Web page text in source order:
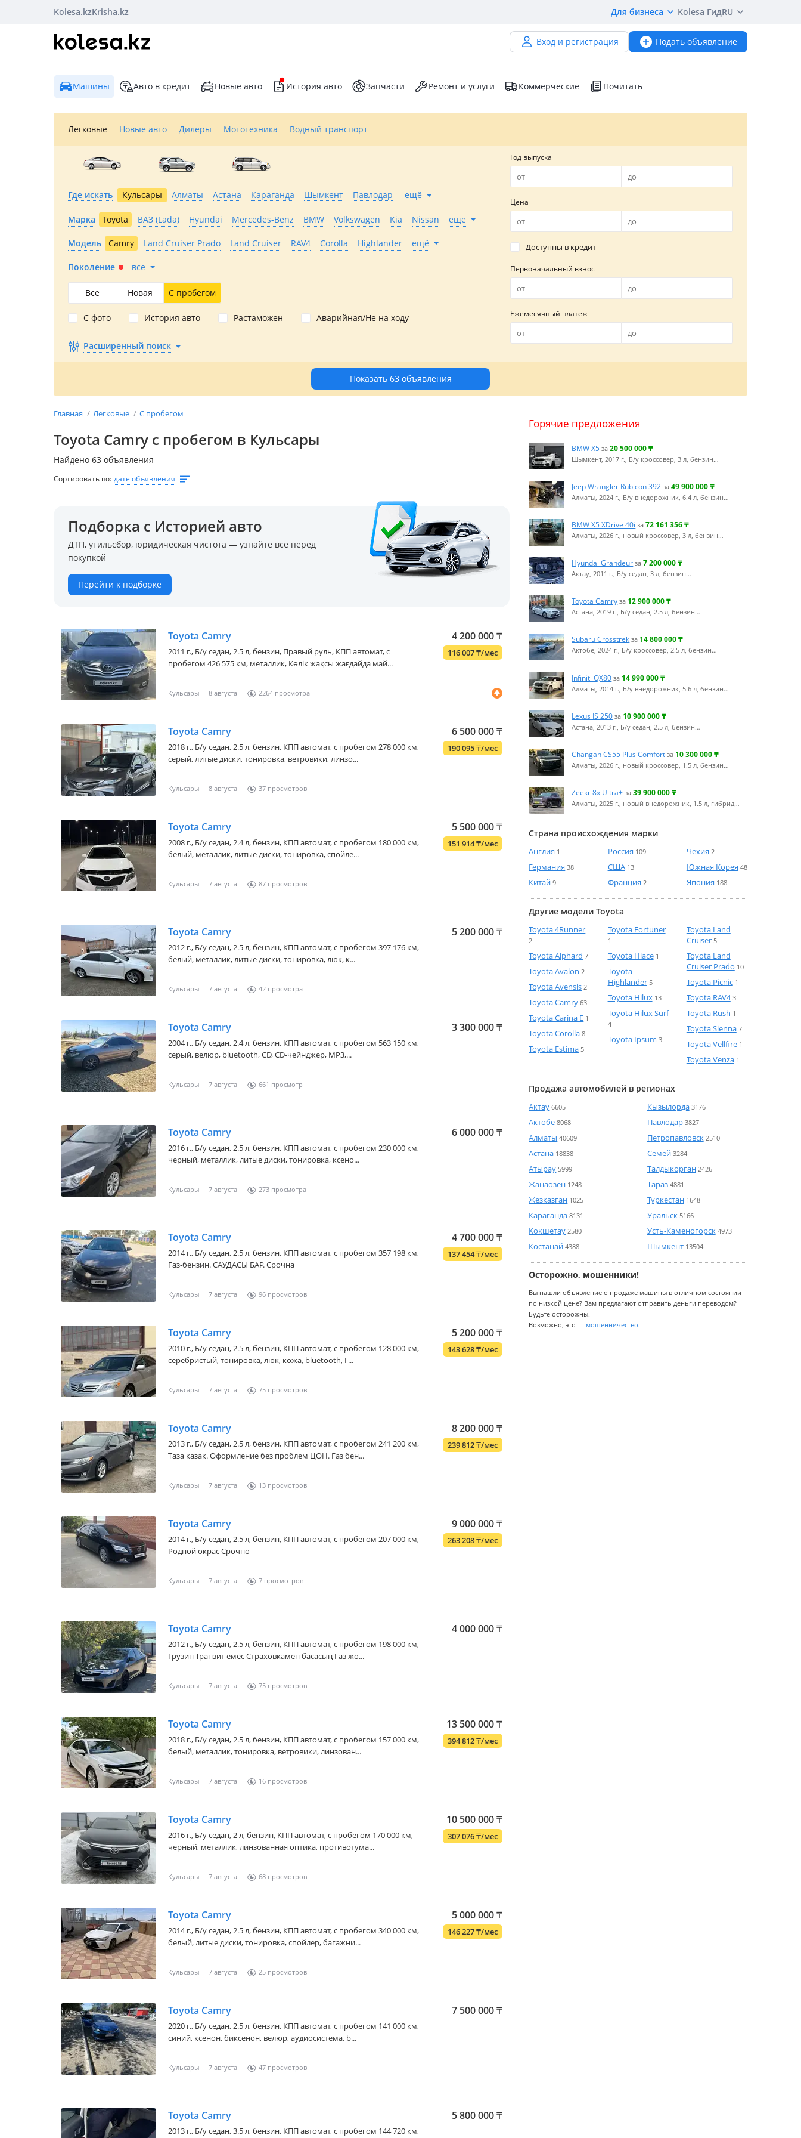
Kolesa.kzKrisha.kz Для бизнеса Kolesa ГидRU
Вход и регистрация Подать объявление
Машины Авто в кредит Новые авто История авто Запчасти Ремонт и услуги Коммерческие Почитать
Легковые Новые авто Дилеры Мототехника Водный транспорт
Где искать Кульсары Алматы Астана Караганда Шымкент Павлодар ещё
Марка Toyota ВАЗ (Lada) Hyundai Mercedes-Benz BMW Volkswagen Kia Nissan ещё
Модель Camry Land Cruiser Prado Land Cruiser RAV4 Corolla Highlander ещё
Поколение все
Все Новая С пробегом
С фото История авто Растаможен Аварийная/Не на ходу
Расширенный поиск
Год выпуска
Цена
Доступны в кредит
Первоначальный взнос
Ежемесячный платеж
Показать 63 объявления
Главная Легковые С пробегом
Toyota Camry с пробегом в Кульсары
Найдено 63 объявления
Сортировать по: дате объявления
Подборка с Историей авто
ДТП, утильсбор, юридическая чистота — узнайте всё перед
покупкой
Перейти к подборке
Toyota Camry 4 200 000₸
2011 г., Б/у седан, 2.5 л, бензин, Правый руль, КПП автомат, с
пробегом 426 575 км, металлик, Көлік жақсы жағдайда май...
116 007₸/мес
Кульсары 8 августа 2264
Toyota Camry 6 500 000₸
2018 г., Б/у седан, 2.5 л, бензин, КПП автомат, с пробегом 278 000 км,
серый, литые диски, тонировка, ветровики, линзо...
190 095₸/мес
Кульсары 8 августа 37
Toyota Camry 5 500 000₸
2008 г., Б/у седан, 2.4 л, бензин, КПП автомат, с пробегом 180 000 км,
белый, металлик, литые диски, тонировка, спойле...
151 914₸/мес
Кульсары 7 августа 87
Toyota Camry 5 200 000₸
2012 г., Б/у седан, 2.5 л, бензин, КПП автомат, с пробегом 397 176 км,
белый, металлик, литые диски, тонировка, люк, к...
Кульсары 7 августа 42
Toyota Camry 3 300 000₸
2004 г., Б/у седан, 2.4 л, бензин, КПП автомат, с пробегом 563 150 км,
серый, велюр, bluetooth, CD, CD-чейнджер, MP3,...
Кульсары 7 августа 661
Toyota Camry 6 000 000₸
2016 г., Б/у седан, 2.5 л, бензин, КПП автомат, с пробегом 230 000 км,
черный, металлик, литые диски, тонировка, ксено...
Кульсары 7 августа 273
Toyota Camry 4 700 000₸
2014 г., Б/у седан, 2.5 л, бензин, КПП автомат, с пробегом 357 198 км,
Газ-бензин. САУДАСЫ БАР. Срочна
137 454₸/мес
Кульсары 7 августа 96
Toyota Camry 5 200 000₸
2010 г., Б/у седан, 2.5 л, бензин, КПП автомат, с пробегом 128 000 км,
серебристый, тонировка, люк, кожа, bluetooth, Г...
143 628₸/мес
Кульсары 7 августа 75
Toyota Camry 8 200 000₸
2013 г., Б/у седан, 2.5 л, бензин, КПП автомат, с пробегом 241 200 км,
Таза казак. Оформление без проблем ЦОН. Газ бен...
239 812₸/мес
Кульсары 7 августа 13
Toyota Camry 9 000 000₸
2014 г., Б/у седан, 2.5 л, бензин, КПП автомат, с пробегом 207 000 км,
Родной окрас Срочно
263 208₸/мес
Кульсары 7 августа 7
Toyota Camry 4 000 000₸
2012 г., Б/у седан, 2.5 л, бензин, КПП автомат, с пробегом 198 000 км,
Грузин Транзит емес Страховкамен басасың Газ жо...
Кульсары 7 августа 75
Toyota Camry 13 500 000₸
2018 г., Б/у седан, 2.5 л, бензин, КПП автомат, с пробегом 157 000 км,
белый, металлик, тонировка, ветровики, линзован...
394 812₸/мес
Кульсары 7 августа 16
Toyota Camry 10 500 000₸
2016 г., Б/у седан, 2 л, бензин, КПП автомат, с пробегом 170 000 км,
черный, металлик, линзованная оптика, противотума...
307 076₸/мес
Кульсары 7 августа 68
Toyota Camry 5 000 000₸
2014 г., Б/у седан, 2.5 л, бензин, КПП автомат, с пробегом 340 000 км,
белый, литые диски, тонировка, спойлер, багажни...
146 227₸/мес
Кульсары 7 августа 25
Toyota Camry 7 500 000₸
2020 г., Б/у седан, 2.5 л, бензин, КПП автомат, с пробегом 141 000 км,
синий, ксенон, биксенон, велюр, аудиосистема, b...
Кульсары 7 августа 47
Toyota Camry 5 800 000₸
2013 г., Б/у седан, 3.5 л, бензин, КПП автомат, с пробегом 144 720 км,
Горячие предложения
BMW X5 за20 500 000₸
Шымкент, 2017 г., Б/у кроссовер, 3 л, бензин…
Jeep Wrangler Rubicon 392 за49 900 000₸
Алматы, 2024 г., Б/у внедорожник, 6.4 л, бензин…
BMW X5 XDrive 40i за72 161 356₸
Алматы, 2026 г., новый кроссовер, 3 л, бензин…
Hyundai Grandeur за7 200 000₸
Актау, 2011 г., Б/у седан, 3 л, бензин…
Toyota Camry за 12 900 000₸
Астана, 2019 г., Б/у седан, 2.5 л, бензин…
Subaru Crosstrek за 14 800 000₸
Актобе, 2024 г., Б/у кроссовер, 2.5 л, бензин…
Infiniti QX80 за 14 990 000₸
Алматы, 2014 г., Б/у внедорожник, 5.6 л, бензин…
Lexus IS 250 за 10 900 000₸
Астана, 2013 г., Б/у седан, 2.5 л, бензин…
Changan CS55 Plus Comfort за 10 300 000₸
Алматы, 2026 г., новый кроссовер, 1.5 л, бензин…
Zeekr 8x Ultra+ за39 900 000₸
Алматы, 2025 г., новый внедорожник, 1.5 л, гибрид…
Страна происхождения марки
Англия 1
Германия 38
Китай 9
Россия 109
США 13
Франция 2
Чехия 2
Южная Корея 48
Япония 188
Другие модели Toyota
Toyota 4Runner
2
Toyota Alphard 7
Toyota Avalon 2
Toyota Avensis 2
Toyota Camry 63
Toyota Carina E 1
Toyota Corolla 8
Toyota Estima 5
Toyota Fortuner
1
Toyota Hiace 1
Toyota
Highlander 5
Toyota Hilux 13
Toyota Hilux Surf
4
Toyota Ipsum 3
Toyota Land
Cruiser 5
Toyota Land
Cruiser Prado 10
Toyota Picnic 1
Toyota RAV4 3
Toyota Rush 1
Toyota Sienna 7
Toyota Vellfire 1
Toyota Venza 1
Продажа автомобилей в регионах
Актау 6605
Актобе 8068
Алматы 40609
Астана 18838
Атырау 5999
Жанаозен 1248
Жезказган 1025
Караганда 8131
Кокшетау 2580
Костанай 4388
Кызылорда 3176
Павлодар 3827
Петропавловск 2510
Семей 3284
Талдыкорган 2426
Тараз 4881
Туркестан 1648
Уральск 5166
Усть-Каменогорск 4973
Шымкент 13504
Осторожно, мошенники!
Вы нашли объявление о продаже машины в отличном состоянии
по низкой цене? Вам предлагают отправить деньги переводом?
Будьте осторожны.
Возможно, это — мошенничество.